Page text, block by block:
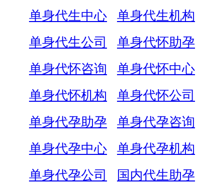
单身代生中心
单身代生机构
单身代生公司
单身代怀助孕
单身代怀咨询
单身代怀中心
单身代怀机构
单身代怀公司
单身代孕助孕
单身代孕咨询
单身代孕中心
单身代孕机构
单身代孕公司
国内代生助孕